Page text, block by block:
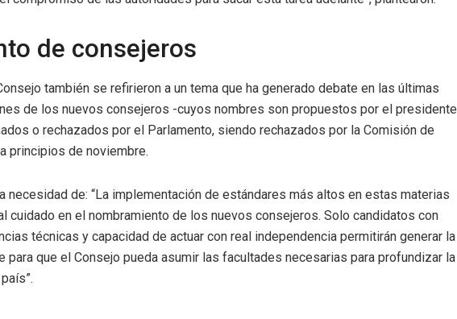
de consejeros
también se refirieron a un tema que ha generado debate en las últimas
de los nuevos consejeros -cuyos nombres son propuestos por el presidente
o rechazados por el Parlamento, siendo rechazados por la Comisión de
principios de noviembre.
necesidad de: “La implementación de estándares más altos en estas materias
cuidado en el nombramiento de los nuevos consejeros. Solo candidatos con
técnicas y capacidad de actuar con real independencia permitirán generar la
para que el Consejo pueda asumir las facultades necesarias para profundizar la